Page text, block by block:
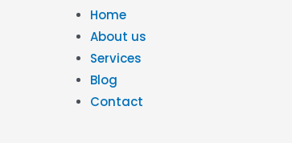
Home
About us
Services
Blog
Contact